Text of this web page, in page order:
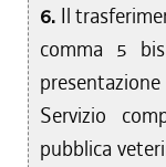
6. Il
comma 5
Servizio
pubblica